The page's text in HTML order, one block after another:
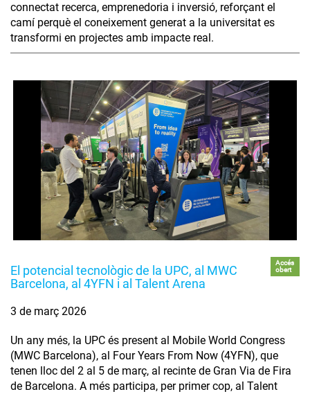
connectat recerca, emprenedoria i inversió, reforçant el
camí perquè el coneixement generat a la universitat es
transformi en projectes amb impacte real.
El potencial tecnològic de la UPC, al MWC
Barcelona, al 4YFN i al Talent Arena
Accés
obert
3 de març 2026
Un any més, la UPC és present al Mobile World Congress
(MWC Barcelona), al Four Years From Now (4YFN), que
tenen lloc del 2 al 5 de març, al recinte de Gran Via de Fira
de Barcelona. A més participa, per primer cop, al Talent